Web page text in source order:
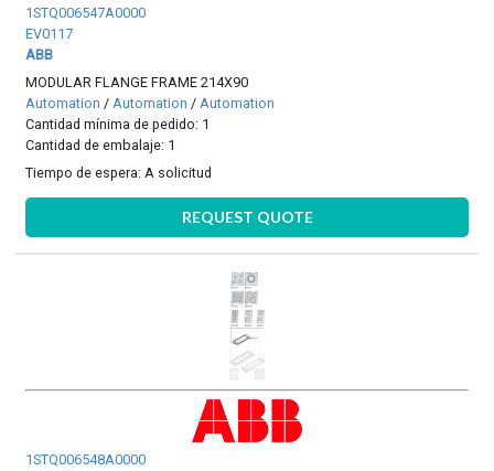
1STQ006547A0000
EV0117
ABB
MODULAR FLANGE FRAME 214X90
Automation / Automation / Automation
Cantidad mínima de pedido: 1
Cantidad de embalaje: 1
Tiempo de espera:A solicitud
REQUEST QUOTE
1STQ006548A0000